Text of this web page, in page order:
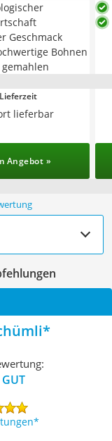
Geschmack
Bohnen
Lieferzeit
lieferbar
Angebot »
GUT